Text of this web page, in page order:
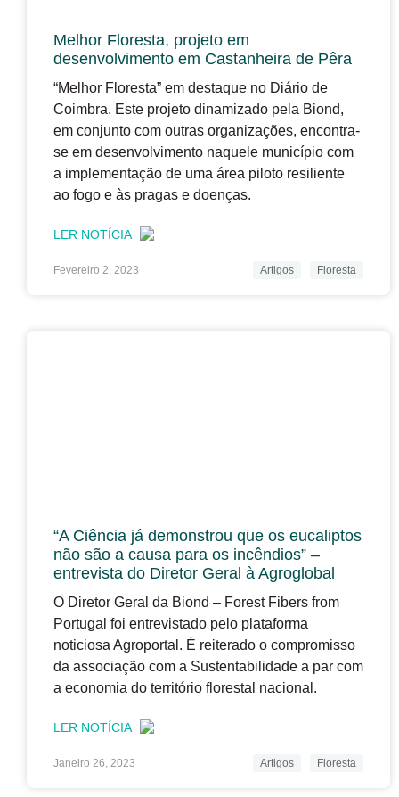
Melhor Floresta, projeto em
desenvolvimento em Castanheira de Pêra
“Melhor Floresta” em destaque no Diário de
Coimbra. Este projeto dinamizado pela Biond,
em conjunto com outras organizações, encontra-
se em desenvolvimento naquele município com
a implementação de uma área piloto resiliente
ao fogo e às pragas e doenças.
LER NOTÍCIA
Fevereiro 2, 2023 Artigos Floresta
“A Ciência já demonstrou que os eucaliptos
não são a causa para os incêndios” –
entrevista do Diretor Geral à Agroglobal
O Diretor Geral da Biond – Forest Fibers from
Portugal foi entrevistado pelo plataforma
noticiosa Agroportal. É reiterado o compromisso
da associação com a Sustentabilidade a par com
a economia do território florestal nacional.
LER NOTÍCIA
Janeiro 26, 2023 Artigos Floresta